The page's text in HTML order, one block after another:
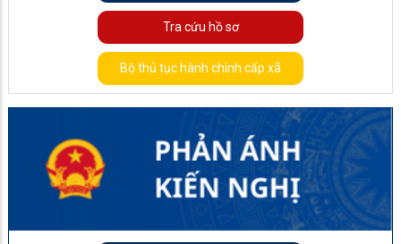
Tra cứu hồ sơ
Bộ thủ tục hành chính cấp xã